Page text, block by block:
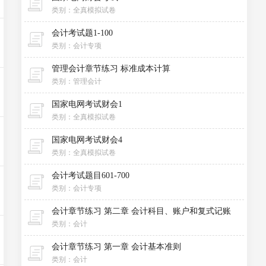
类别：全真模拟试卷
会计考试题1-100
类别：会计专项
管理会计章节练习 标准成本计算
类别：管理会计
国家电网考试财会1
类别：全真模拟试卷
国家电网考试财会4
类别：全真模拟试卷
会计考试题目601-700
类别：会计专项
会计章节练习 第二章 会计科目、账户和复式记账
类别：会计
会计章节练习 第一章 会计基本准则
类别：会计